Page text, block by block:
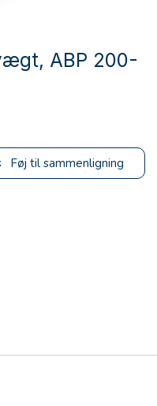
ABP 200-
Føj til sammenligning